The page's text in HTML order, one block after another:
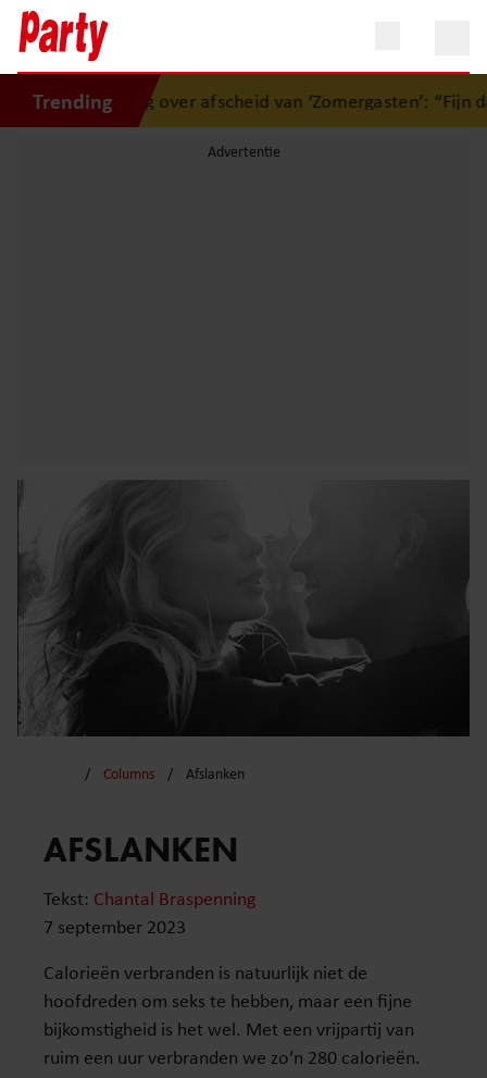
Trending
over afscheid van ‘Zomergasten’: “Fijn dat ik het
Columns Afslanken
AFSLANKEN
Tekst: Chantal Braspenning
7 september 2023
Calorieën verbranden is natuurlijk niet de
hoofdreden om seks te hebben, maar een fijne
bijkomstigheid is het wel. Met een vrijpartij van
ruim een uur verbranden we zo’n 280 calorieën.